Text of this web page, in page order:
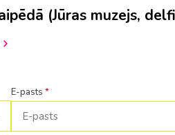
(Jūras muzejs,
E-pasts *